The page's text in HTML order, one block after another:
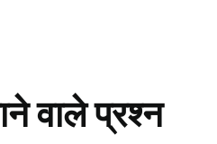
वाले प्रश्न